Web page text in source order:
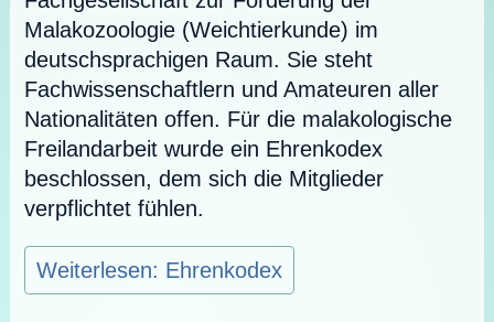
Malakozoologie (Weichtierkunde) im
deutschsprachigen Raum. Sie steht
Fachwissenschaftlern und Amateuren aller
Nationalitäten offen. Für die malakologische
Freilandarbeit wurde ein Ehrenkodex
beschlossen, dem sich die Mitglieder
verpflichtet fühlen.
Weiterlesen: Ehrenkodex